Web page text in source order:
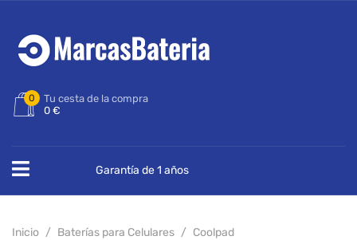
0
Tu cesta de la compra
0 €
Garantía de 1 años
Inicio Baterías para Celulares
Coolpad